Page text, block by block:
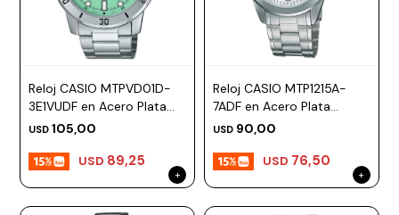
Reloj CASIO MTPVD01D-
3E1VUDF en Acero Plata
Esfera 45mm
USD 105,00
USD 89,25
Reloj CASIO MTP1215A-
7ADF en Acero Plata
Esfera 39mm
USD 90,00
USD 76,50